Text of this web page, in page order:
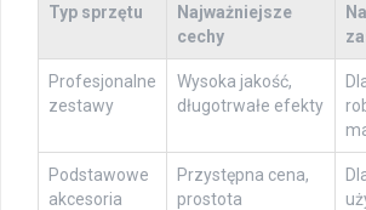
Typ sprzętu
Najważniejsze
cechy
Profesjonalne
zestawy
Wysoka jakość,
długotrwałe efekty
Podstawowe
akcesoria
Przystępna cena,
prostota